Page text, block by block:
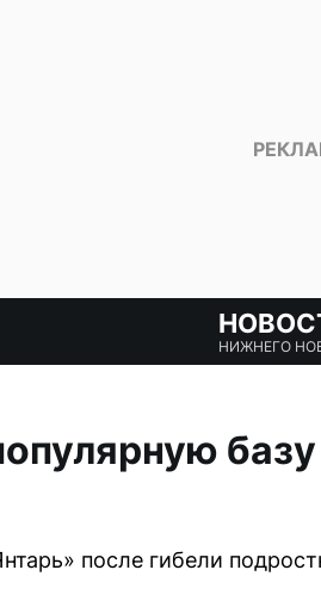
НИЖНЕГО
после гибели